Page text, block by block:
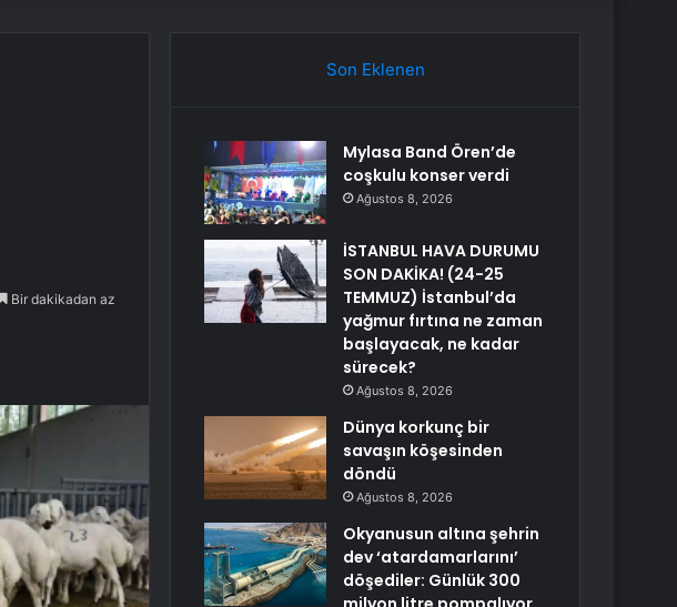
Bir dakikadan az
Son Eklenen
Mylasa Band Ören’de
coşkulu konser verdi
Ağustos 8, 2026
İSTANBUL HAVA DURUMU
SON DAKİKA! (24-25
TEMMUZ) İstanbul’da
yağmur fırtına ne zaman
başlayacak, ne kadar
sürecek?
Ağustos 8, 2026
Dünya korkunç bir
savaşın köşesinden
döndü
Ağustos 8, 2026
Okyanusun altına şehrin
dev ‘atardamarlarını’
döşediler: Günlük 300